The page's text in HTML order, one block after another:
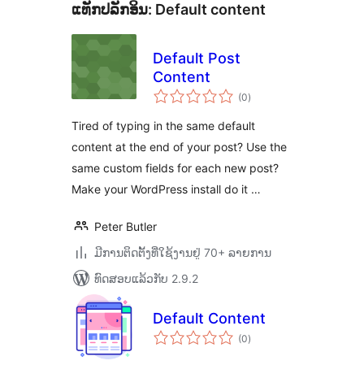
ແທັກປລັກອິນ: Default content
Default Post
Content
(0ຄະແນນ
ທັງໝົດ
)
Tired of typing in the same default
content at the end of your post? Use the
same custom fields for each new post?
Make your WordPress install do it …
Peter Butler
ມີການຕິດຕັ້ງທີ່ໃຊ້ງານຢູ່ 70+ ລາຍການ
ທົດສອບແລ້ວກັບ 2.9.2
Default Content
(0ຄະແນນ
ທັງໝົດ
)